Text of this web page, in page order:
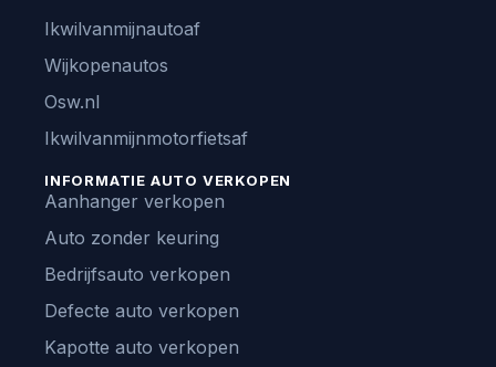
Ikwilvanmijnautoaf
Wijkopenautos
Osw.nl
Ikwilvanmijnmotorfietsaf
INFORMATIE AUTO VERKOPEN
Aanhanger verkopen
Auto zonder keuring
Bedrijfsauto verkopen
Defecte auto verkopen
Kapotte auto verkopen